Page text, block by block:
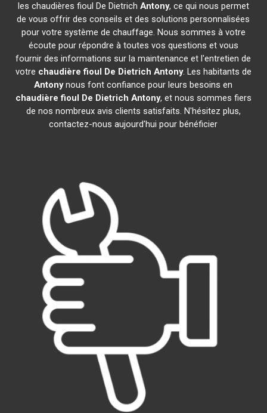
les chaudières fioul De Dietrich Antony, ce qui nous permet
de vous offrir des conseils et des solutions personnalisées
pour votre système de chauffage. Nous sommes à votre
écoute pour répondre à toutes vos questions et vous
fournir des informations sur la maintenance et l'entretien de
votre chaudière fioul De Dietrich Antony. Les habitants de
Antonynous font confiance pour leurs besoins en
chaudière fioul De Dietrich Antony, et nous sommes fiers
de nos nombreux avis clients satisfaits. N'hésitez plus,
contactez-nous aujourd'hui pour bénéficier